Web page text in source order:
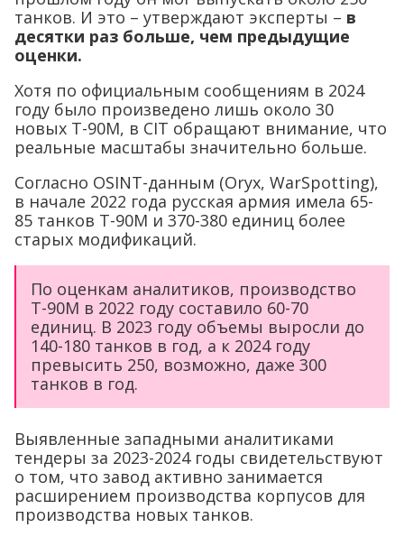
танков. И это – утверждают эксперты – в
десятки раз больше, чем предыдущие
оценки.
Хотя по официальным сообщениям в 2024
году было произведено лишь около 30
новых Т-90М, в CIT обращают внимание, что
реальные масштабы значительно больше.
Согласно OSINT-данным (Oryx, WarSpotting),
в начале 2022 года русская армия имела 65-
85 танков Т-90М и 370-380 единиц более
старых модификаций.
По оценкам аналитиков, производство
Т-90М в 2022 году составило 60-70
единиц. В 2023 году объемы выросли до
140-180 танков в год, а к 2024 году
превысить 250, возможно, даже 300
танков в год.
Выявленные западными аналитиками
тендеры за 2023-2024 годы свидетельствуют
о том, что завод активно занимается
расширением производства корпусов для
производства новых танков.